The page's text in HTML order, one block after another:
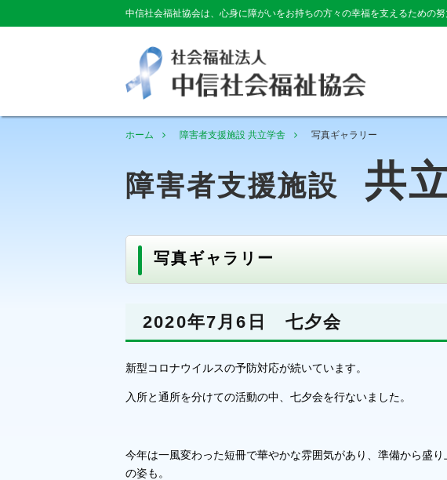
中信社会福祉協会は、心身に障がいをお持ちの方々の幸福を支えるための努
ホーム 障害者支援施設 共立学舎 写真ギャラリー
障害者支援施設 共
写真ギャラリー
2020年7月6日 七夕会
新型コロナウイルスの予防対応が続いています。
入所と通所を分けての活動の中、七夕会を行ないました。
今年は一風変わった短冊で華やかな雰囲気があり、準備から盛り
の姿も。